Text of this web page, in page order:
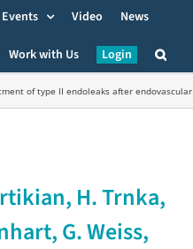
Events Video News
Work with Us Login
of type II endoleaks after
H. Trnka,
G. Weiss,